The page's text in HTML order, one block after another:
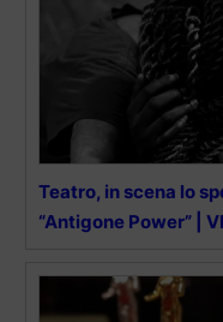
Teatro, in scena lo
“Antigone Power” |